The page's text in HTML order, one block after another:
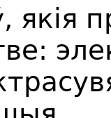
якія